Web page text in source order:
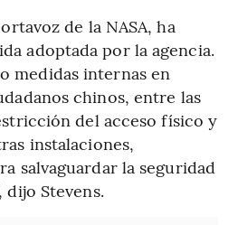
de la NASA, ha
adoptada por la agencia.
medidas internas en
chinos, entre las
del acceso físico y
instalaciones,
salvaguardar la seguridad
dijo Stevens.